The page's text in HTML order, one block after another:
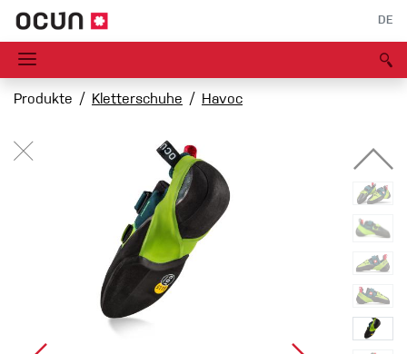
DE
Produkte Kletterschuhe Havoc